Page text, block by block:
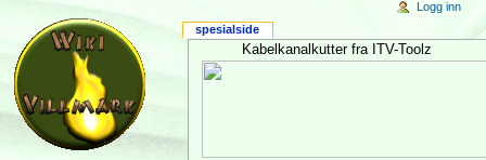
Kabelkanalkutter fra ITV-Toolz
spesialside
Logg inn